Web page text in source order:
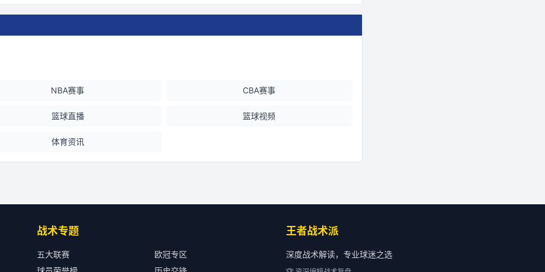
NBA赛事 CBA赛事
篮球直播 篮球视频
体育资讯
战术专题
五大联赛
欧冠专区
王者战术派
深度战术解读，专业球迷之选